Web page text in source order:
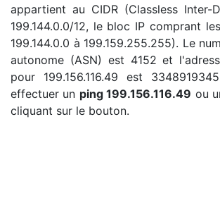
appartient au CIDR (Classless Inter-
199.144.0.0/12, le bloc IP comprant
199.144.0.0 à 199.159.255.255). Le
autonome (ASN) est 4152 et
pour 199.156.116.49 est
effectuer un ping 199.156.116.49 ou
cliquant sur le bouton.